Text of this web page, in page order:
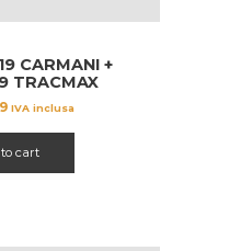
CARMANI +
TRACMAX
A B CLA
IVA inclusa
cart